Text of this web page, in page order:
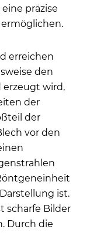
präzise
erreichen
den
erzeugt wird,
der
der
vor den
ist.
scharfe Bilder
Durch die